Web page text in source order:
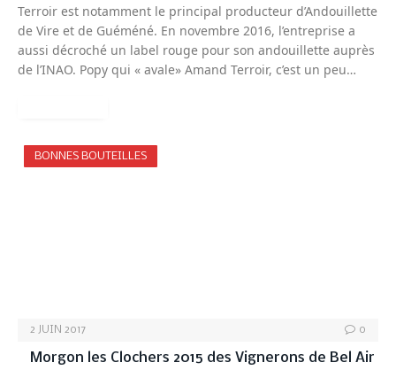
Terroir est notamment le principal producteur d’Andouillette
de Vire et de Guéméné. En novembre 2016, l’entreprise a
aussi décroché un label rouge pour son andouillette auprès
de l’INAO. Popy qui « avale» Amand Terroir, c’est un peu…
BONNES BOUTEILLES
2 JUIN 2017 0
Morgon les Clochers 2015 des Vignerons de Bel Air